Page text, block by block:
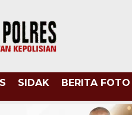
SIDAK BERITA FOTO